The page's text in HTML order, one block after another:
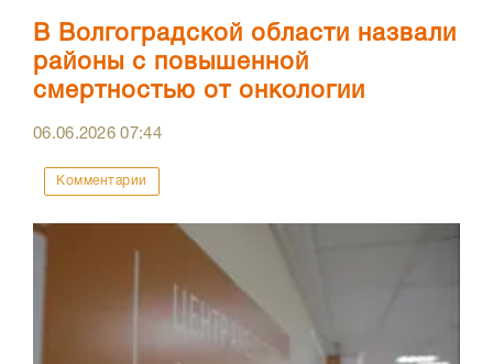
В Волгоградской области назвали
районы с повышенной
смертностью от онкологии
06.06.202607:44
Комментарии